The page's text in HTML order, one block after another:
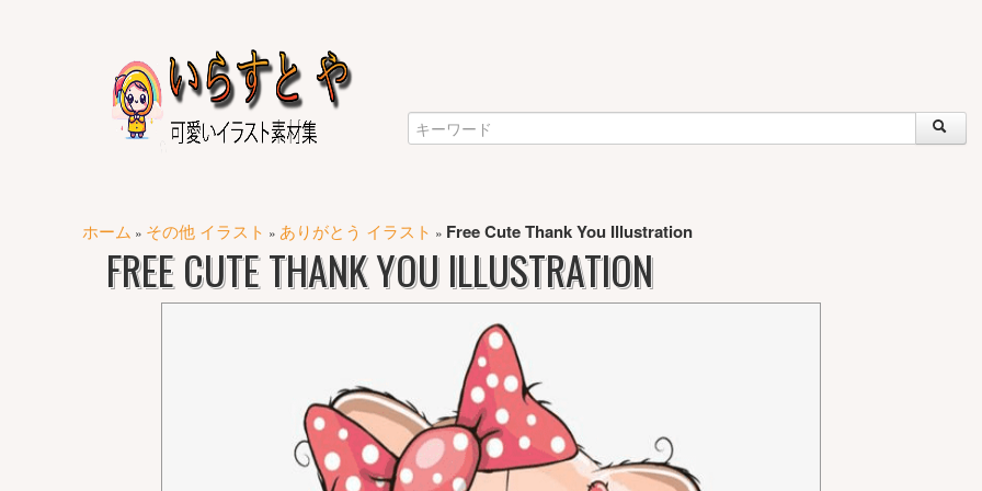
ホーム » その他 イラスト » ありがとう イラスト » Free Cute Thank You Illustration
FREE CUTE THANK YOU ILLUSTRATION